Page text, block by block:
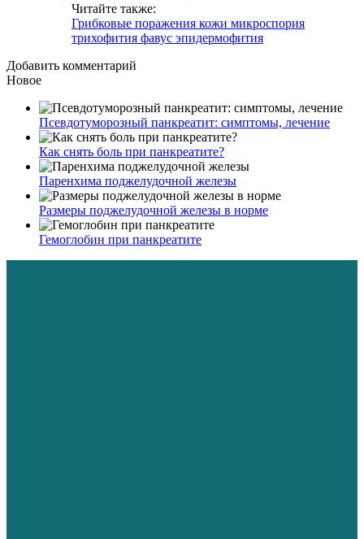
Читайте также:
Грибковые поражения кожи микроспория
трихофития фавус эпидермофития
Добавить комментарий
Новое
Псевдотуморозный панкреатит: симптомы, лечение
Как снять боль при панкреатите?
Паренхима поджелудочной железы
Размеры поджелудочной железы в норме
Гемоглобин при панкреатите